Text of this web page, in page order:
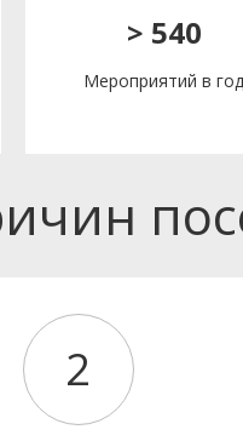
> 540
Мероприятий в год
2